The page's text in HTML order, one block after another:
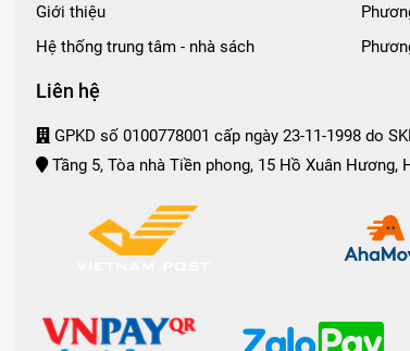
Giới thiệu
Hệ thống trung tâm - nhà sách
Liên hệ
GPKD số 0100778001 cấp ngày 23-11-1998 do
Tầng 5, Tòa nhà Tiền phong, 15 Hồ Xuân Hương,